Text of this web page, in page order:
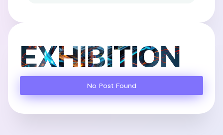
EXHIBITION
No Post Found